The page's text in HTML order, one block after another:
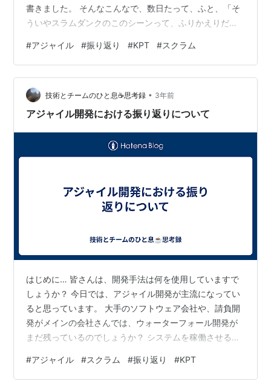
書きました。 そんなこんなで、数日たって、ふと、「そ
ういやスラムダンクのこのシーンって、ふりかえりだよ
象のシーン 何戦だったかは忘れましたが… 安西監督が桜
木花道をいったんベンチに下げて、プレーを見るように
促す。 そして、一連のプレーの中で最も重要なポイント
としてオフェンスリバウンドがとったらどうなるかの話
をする。 つまり…これって･･･ 一連のプレーを見るって
#アジャイル #振り返り #KPT #スクラム
技術とチームのひと息☕思考録 • 3年前
アジャイル開発における振り返りについて
はじめに… 皆さんは、開発手法は何を使用していますで
しょうか？ 今日では、アジャイル開発が主流になってい
ると思っています。 大手のソフトウェア会社や、請負開
発がメインの会社さんでは、ウォーターフォール開発が
まだ残っているのでしょうか？ システムを稼働させる
ターフォールを固持している組織もあるのでしょうか？
とはいえ、多くがアジャイル開発で、その中でもスクラ
#アジャイル #スクラム #振り返り #KPT